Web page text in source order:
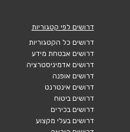
דרושים לפי קטגוריות
דרושים כל הקטגוריות
דרושים אבטחת מידע
דרושים אדמיניסטרציה
דרושים אופנה
דרושים אינטרנט
דרושים ביטוח
דרושים בכירים
דרושים בעלי מקצוע